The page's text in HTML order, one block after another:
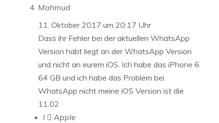
Mahmud
11. Oktober 2017 um 20:17 Uhr
Dass ihr Fehler bei der aktuellen WhatsApp
Version habt liegt an der WhatsApp Version
und nicht an eurem iOS. Ich habe das iPhone 6
64 GB und ich habe das Problem bei
WhatsApp nicht meine iOS Version ist die
11.02
I  Apple